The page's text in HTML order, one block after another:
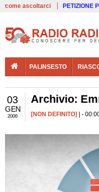
come ascoltarci PETIZIONE
PALINSESTO
03
GEN
2006
Archivio:
[NON DEFINITO] | -